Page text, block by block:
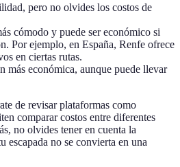
pero no olvides los costos de
cómodo y puede ser económico si
Por ejemplo, en España, Renfe ofrece
en ciertas rutas.
más económica, aunque puede llevar
de revisar plataformas como
comparar costos entre diferentes
no olvides tener en cuenta la
escapada no se convierta en una